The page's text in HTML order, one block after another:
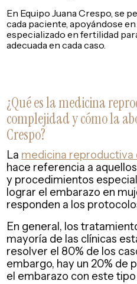
En Equipo Juana Crespo, se
cada paciente, apoyándose
especializado en fertilidad
adecuada en cada caso.
¿Qué es la medicina
complejidad y cómo la
Crespo?
La medicina reproductiva
hace referencia a
y procedimientos
lograr el embarazo en
responden a los
En general, los
mayoría de las clínicas
resolver el 80% de los
embargo, hay un 20% de
el embarazo con este